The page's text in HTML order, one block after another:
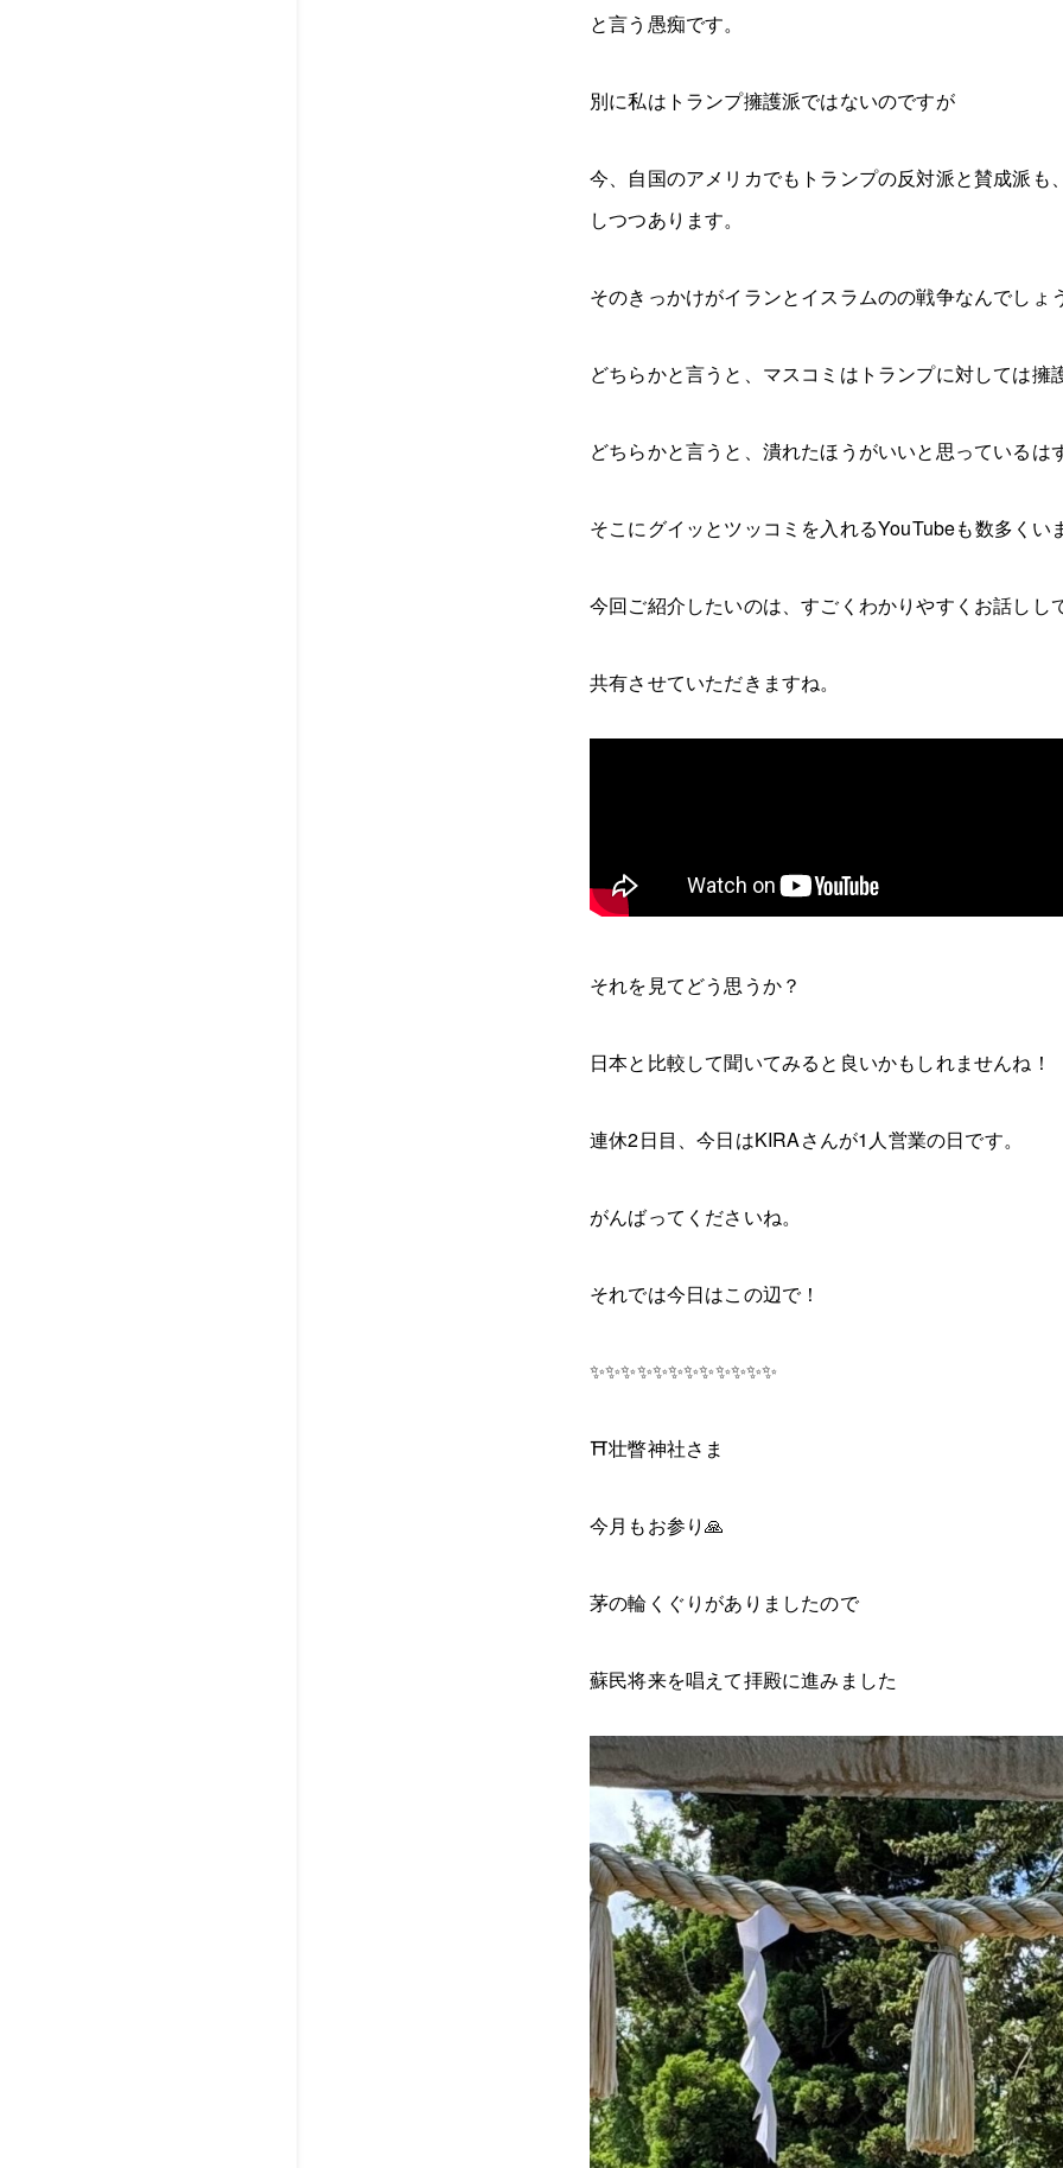
と言う愚痴です。
別に私はトランプ擁護派ではないのですが
今、自国のアメリカでもトランプの反対派と賛成派も
しつつあります。
そのきっかけがイランとイスラムのの戦争なんでしょ
どちらかと言うと、マスコミはトランプに対しては擁
どちらかと言うと、潰れたほうがいいと思っているは
そこにグイッとツッコミを入れるYouTubeも数多くい
今回ご紹介したいのは、すごくわかりやすくお話しし
共有させていただきますね。
それを見てどう思うか？
日本と比較して聞いてみると良いかもしれませんね！
連休2日目、今日はKIRAさんが1人営業の日です。
がんばってくださいね。
それでは今日はこの辺で！
✨✨✨✨✨✨✨✨✨✨✨✨
⛩️壮瞥神社さま
今月もお参り🙏
茅の輪くぐりがありましたので
蘇民将来を唱えて拝殿に進みました